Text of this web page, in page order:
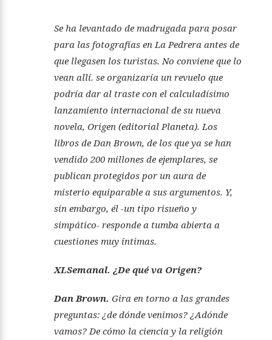
Se ha levantado de madrugada para posar
para las fotografías en La Pedrera antes de
que llegasen los turistas. No conviene que lo
vean allí. se organizaría un revuelo que
podría dar al traste con el calculadísimo
lanzamiento internacional de su nueva
novela, Origen (editorial Planeta). Los
libros de Dan Brown, de los que ya se han
vendido 200 millones de ejemplares, se
publican protegidos por un aura de
misterio equiparable a sus argumentos. Y,
sin embargo, él -un tipo risueño y
simpático- responde a tumba abierta a
cuestiones muy íntimas.
XLSemanal. ¿De qué va Origen?
Dan Brown. Gira en torno a las grandes
preguntas: ¿de dónde venimos? ¿Adónde
vamos? De cómo la ciencia y la religión